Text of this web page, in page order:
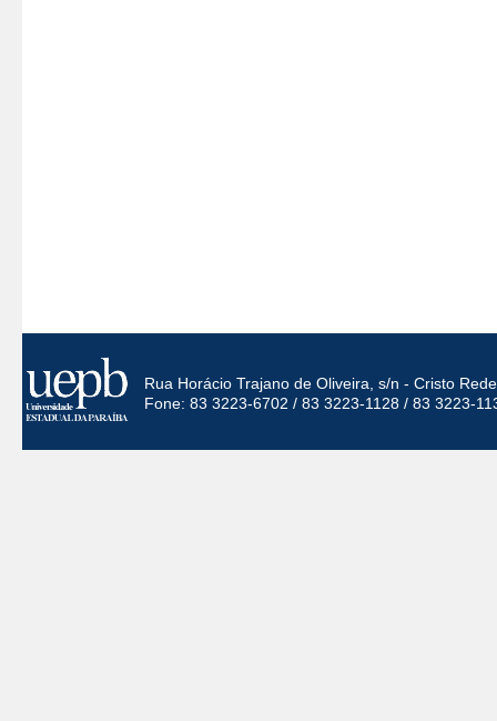
Rua Horácio Trajano de Oliveira, s/n - Cristo
Fone: 83 3223-6702 / 83 3223-1128 / 83 3223-